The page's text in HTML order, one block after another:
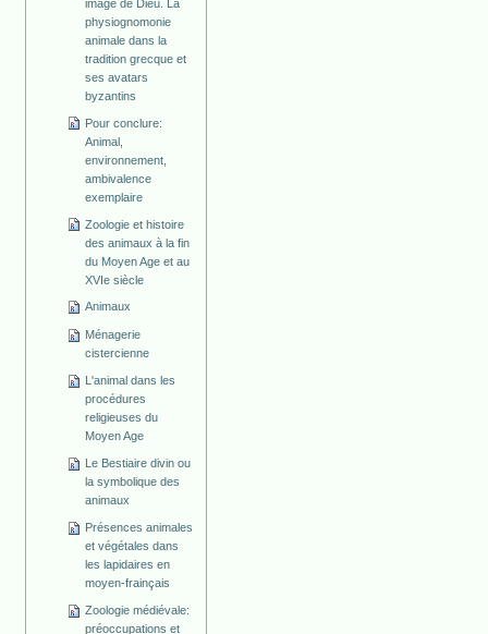
image de Dieu. La
physiognomonie
animale dans la
tradition grecque et
ses avatars
byzantins
Pour conclure:
Animal,
environnement,
ambivalence
exemplaire
Zoologie et histoire
des animaux à la fin
du Moyen Age et au
XVIe siècle
Animaux
Ménagerie
cistercienne
L'animal dans les
procédures
religieuses du
Moyen Age
Le Bestiaire divin ou
la symbolique des
animaux
Présences animales
et végétales dans
les lapidaires en
moyen-frainçais
Zoologie médiévale:
préoccupations et